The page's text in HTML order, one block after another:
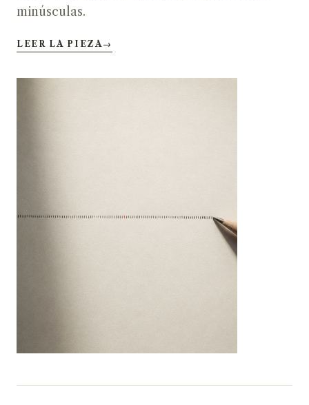
minúsculas.
LEER LA PIEZA